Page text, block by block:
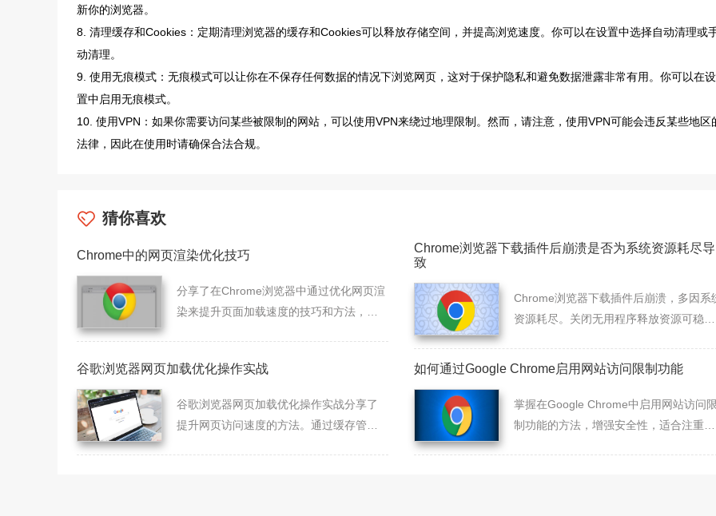
新你的浏览器。
8. 清理缓存和Cookies：定期清理浏览器的缓存和Cookies可以释放存储空间，并提高浏览速度。你可以在设置中选择自动清理或
动清理。
9. 使用无痕模式：无痕模式可以让你在不保存任何数据的情况下浏览网页，这对于保护隐私和避免数据泄露非常有用。你可以在设
置中启用无痕模式。
10. 使用VPN：如果你需要访问某些被限制的网站，可以使用VPN来绕过地理限制。然而，请注意，使用VPN可能会违反某些地区
法律，因此在使用时请确保合法合规。
猜你喜欢
Chrome中的网页渲染优化技巧
分享了在Chrome浏览器中通过优化网页渲
染来提升页面加载速度的技巧和方法，改
Chrome浏览器下载插件后崩溃是否为系统资源耗尽导
致
Chrome浏览器下载插件后崩溃，多因系
资源耗尽。关闭无用程序释放资源可稳定
谷歌浏览器网页加载优化操作实战
谷歌浏览器网页加载优化操作实战分享了
提升网页访问速度的方法。通过缓存管
如何通过Google Chrome启用网站访问限制功能
掌握在Google Chrome中启用网站访问
制功能的方法，增强安全性，适合注重网